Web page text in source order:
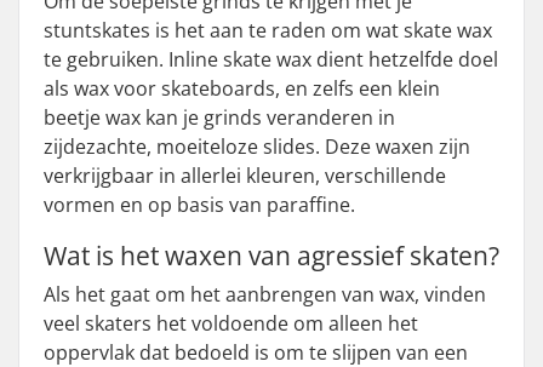
stuntskates is het aan te raden om wat skate wax
te gebruiken. Inline skate wax dient hetzelfde doel
als wax voor skateboards, en zelfs een klein
beetje wax kan je grinds veranderen in
zijdezachte, moeiteloze slides. Deze waxen zijn
verkrijgbaar in allerlei kleuren, verschillende
vormen en op basis van paraffine.
Wat is het waxen van agressief skaten?
Als het gaat om het aanbrengen van wax, vinden
veel skaters het voldoende om alleen het
oppervlak dat bedoeld is om te slijpen van een